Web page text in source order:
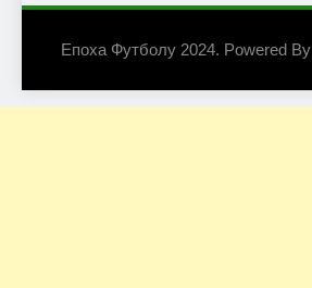
Епоха Футболу 2024. Powered By